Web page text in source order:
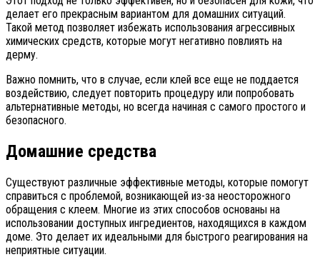
делает его прекрасным вариантом для домашних ситуаций.
Такой метод позволяет избежать использования агрессивных
химических средств, которые могут негативно повлиять на
дерму.
Важно помнить, что в случае, если клей все еще не поддается
воздействию, следует повторить процедуру или попробовать
альтернативные методы, но всегда начиная с самого простого и
безопасного.
Домашние средства
Существуют различные эффективные методы, которые помогут
справиться с проблемой, возникающей из-за неосторожного
обращения с клеем. Многие из этих способов основаны на
использовании доступных ингредиентов, находящихся в каждом
доме. Это делает их идеальными для быстрого реагирования на
неприятные ситуации.